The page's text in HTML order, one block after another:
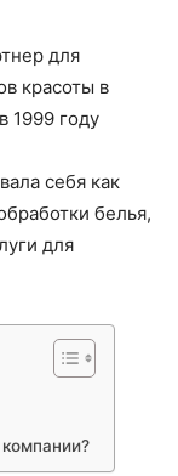
для
красоты в
1999 году
себя как
белья,
для